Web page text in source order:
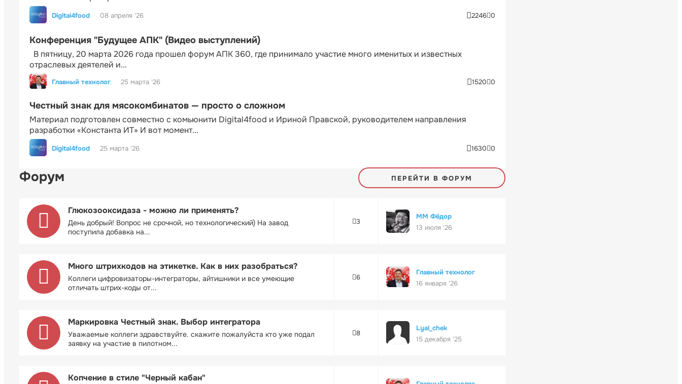
Digital4food 08 апреля '26 2246 0
Конференция "Будущее АПК" (Видео выступлений)
В пятницу, 20 марта 2026 года прошел форум АПК 360, где принимало участие много именитых и известных
отраслевых деятелей и...
Главный технолог 25 марта '26 1520 0
Честный знак для мясокомбинатов — просто о сложном
Материал подготовлен совместно с комьюнити Digital4food и Ириной Правской, руководителем направления
разработки «Константа ИТ» И вот момент...
Digital4food 25 марта '26 1630 0
Форум ПЕРЕЙТИ В ФОРУМ
Глюкозооксидаза - можно ли применять?
День добрый! Вопрос не срочной, но технологический) На завод
поступила добавка на...
3
ММ Фёдор
13 июля '26
Много штрихкодов на этикетке. Как в них разобраться?
Коллеги цифровизаторы-интеграторы, айтишники и все умеющие
отличать штрих-коды от...
6
Главный технолог
16 января '26
Маркировка Честный знак. Выбор интегратора
Уважаемые коллеги здравствуйте. скажите пожалуйста кто уже подал
заявку на участие в пилотном...
8
Lyal_chek
15 декабря '25
Копчение в стиле "Черный кабан"